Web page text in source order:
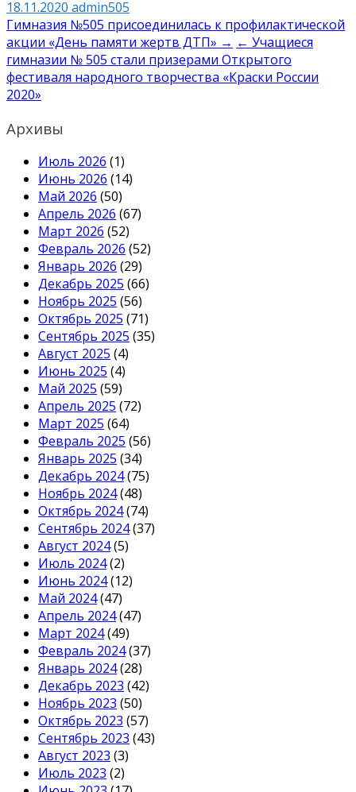
18.11.2020 admin505
Навигация
по
записям
Гимназия №505 присоединилась к профилактической
акции «День памяти жертв ДТП» → ← Учащиеся
гимназии № 505 стали призерами Открытого
фестиваля народного творчества «Краски России
2020»
Архивы
Июль 2026 (1)
Июнь 2026 (14)
Май 2026 (50)
Апрель 2026 (67)
Март 2026 (52)
Февраль 2026 (52)
Январь 2026 (29)
Декабрь 2025 (66)
Ноябрь 2025 (56)
Октябрь 2025 (71)
Сентябрь 2025 (35)
Август 2025 (4)
Июнь 2025 (4)
Май 2025 (59)
Апрель 2025 (72)
Март 2025 (64)
Февраль 2025 (56)
Январь 2025 (34)
Декабрь 2024(75)
Ноябрь 2024(48)
Октябрь 2024(74)
Сентябрь 2024(37)
Август 2024(5)
Июль 2024(2)
Июнь 2024(12)
Май 2024(47)
Апрель 2024(47)
Март 2024(49)
Февраль 2024(37)
Январь 2024(28)
Декабрь 2023 (42)
Ноябрь 2023 (50)
Октябрь 2023 (57)
Сентябрь 2023 (43)
Август 2023 (3)
Июль 2023 (2)